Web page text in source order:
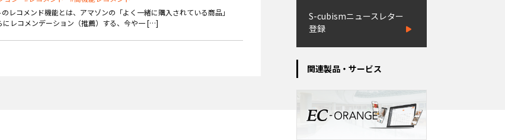
レコメンド機能とは、アマゾンの「よく一緒に購入されている商品」
にレコメンデーション（推薦）する、今や一 […]
S-cubismニュースレター
登録
関連製品・サービス